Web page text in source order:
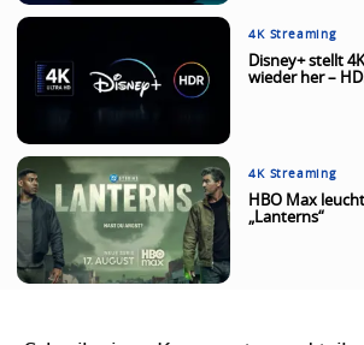
4K Streaming
Disney+ stellt
wieder her –
4K Streaming
HBO Max
„Lanterns“